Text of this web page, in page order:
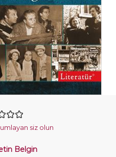
siz olun
Belgin